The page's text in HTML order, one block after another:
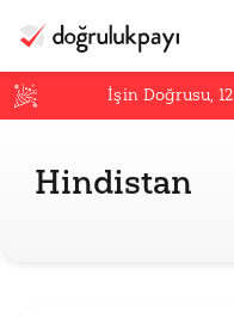
İşin Doğrusu,12
Hindistan